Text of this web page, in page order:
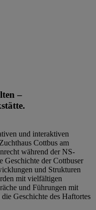
–
und interaktiven
Cottbus am
während der NS-
Geschichte der Cottbuser
und Strukturen
mit vielfältigen
und Führungen mit
Geschichte des Haftortes